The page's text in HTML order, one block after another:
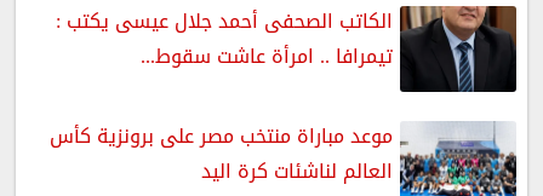
الكاتب الصحفى أحمد جلال عيسى يكتب :
تيمرافا .. امرأة عاشت سقوط...
موعد مباراة منتخب مصر على برونزية كأس
العالم لناشئات كرة اليد